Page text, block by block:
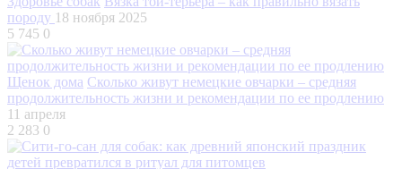
породу 18 ноября 2025
5 745 0
Щенок дома Сколько живут немецкие овчарки – средняя
продолжительность жизни и рекомендации по ее продлению
11 апреля
2 283 0